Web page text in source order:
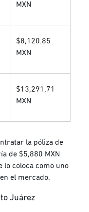
MXN
$8,120.85
MXN
$13,291.71
MXN
la póliza de
de $5,880 MXN
lo coloca como uno
el mercado.
Juárez